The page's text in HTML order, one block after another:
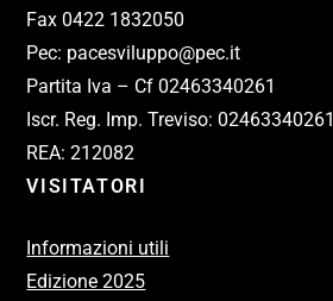
Fax 0422 1832050
Pec: pacesviluppo@pec.it
Partita Iva – Cf 02463340261
Iscr. Reg. Imp. Treviso: 02463340261
REA: 212082
VISITATORI
Informazioni utili
Edizione 2025